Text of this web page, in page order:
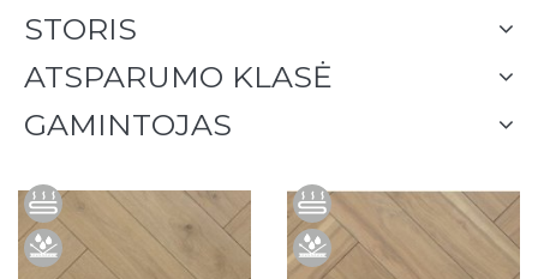
STORIS
ATSPARUMO KLASĖ
GAMINTOJAS